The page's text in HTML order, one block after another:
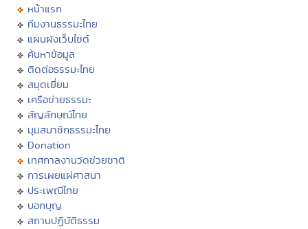
หน้าแรก
ทีมงานธรรมะไทย
แผนผังเว็บไซต์
ค้นหาข้อมูล
ติดต่อธรรมะไทย
สมุดเยี่ยม
เครือข่ายธรรมะ
สัญลักษณ์ไทย
มุมสมาชิกธรรมะไทย
Donation
เทศกาลงานวัดช่วยชาติ
การเผยแผ่ศาสนา
ประเพณีไทย
บอกบุญ
สถานปฏิบัติธรรม